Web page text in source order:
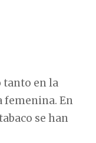
tanto en la
femenina. En
se han